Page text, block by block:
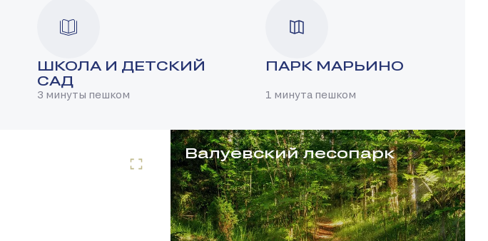
ШКОЛА И ДЕТСКИЙ
САД
3 минуты пешком
ПАРК МАРЬИНО
1 минута пешком
Валуевский лесопарк